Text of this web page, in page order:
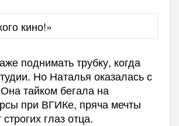
кино!»
поднимать трубку, когда
Но Наталья оказалась с
тайком бегала на
при ВГИКе, пряча мечты
глаз отца.